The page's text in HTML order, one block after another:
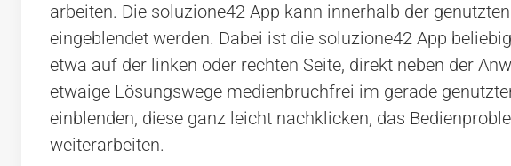
arbeiten. Die soluzione42 App kann innerhalb der
eingeblendet werden. Dabei ist die soluzione42 App
etwa auf der linken oder rechten Seite, direkt neben der
etwaige Lösungswege medienbruchfrei im gerade
einblenden, diese ganz leicht nachklicken, das
weiterarbeiten.